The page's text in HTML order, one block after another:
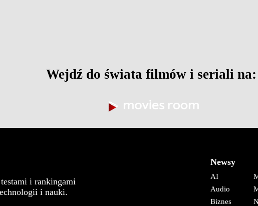
Wejdź do świata filmów i seriali na:
i rankingami
i nauki.
Newsy
AI
Audio
Biznes